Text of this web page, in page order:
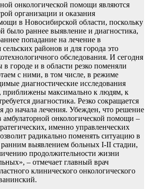
онкологической помощи являются
организации и оказания
в Новосибирской области, поскольку
было раннее выявление и диагностика,
попадание на лечение в
районов и для города это
обследования. И сегодня
городе и в области резко поменяли
с ними, в том числе, в режиме
диагностические исследования
приближены максимально к людям, к
диагностика. Резко сокращается
до начала лечения. Убежден, что решение
амбулаторной онкологической помощи –
именно управленческих
радикально поменять ситуацию в
выявлением больных I-II стадии,
продолжительности жизни
– отмечает главный врач
клинического онкологического